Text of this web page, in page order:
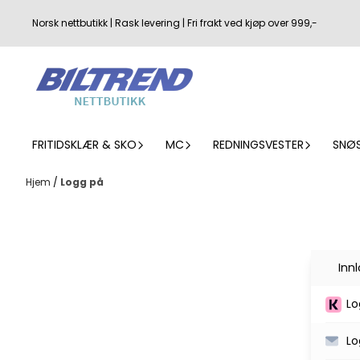
Norsk nettbutikk | Rask levering | Fri frakt ved kjøp over 999,-
FRITIDSKLÆR & SKO MC REDNINGSVESTER
Hjem / Logg på